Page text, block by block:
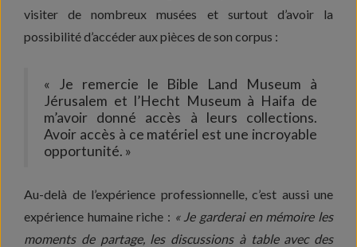
visiter de nombreux musées et surtout d’avoir la
possibilité d’accéder aux pièces de son corpus :
« Je remercie le Bible Land Museum à
Jérusalem et l’Hecht Museum à Haifa de
m’avoir donné accès à leurs collections.
Avoir accès à ce matériel est une incroyable
opportunité. »
Au-delà de l’expérience professionnelle, c’est aussi une
expérience humaine riche : « Je garderai en mémoire les
moments de partage, les discussions à table avec des